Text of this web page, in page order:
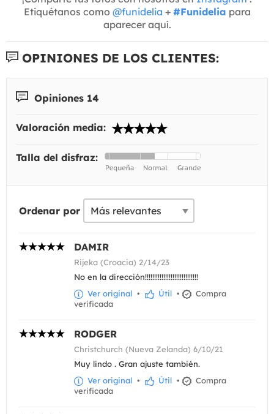
Etiquétanos como @funidelia + #Funidelia para
aparecer aquí.
OPINIONES DE LOS CLIENTES:
Opiniones 14
Valoración media:
Talla del disfraz:
Ordenar por
DAMIR
Rijeka (Croacia) 2/14/23
No en la dirección!!!!!!!!!!!!!!!!!!!!!!!!!!!!!
Ver original • Útil •
Compra
verificada
RODGER
Christchurch (Nueva Zelanda) 6/10/21
Muy lindo . Gran ajuste también.
Ver original • Útil •
Compra
verificada